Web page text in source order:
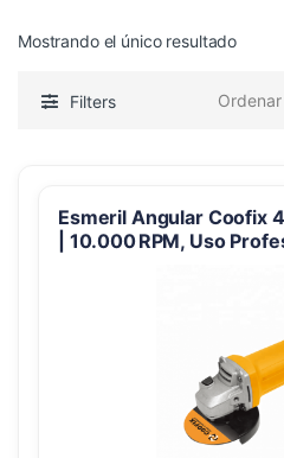
Mostrando el único resultado
Filters
Esmeril Angular Coofix
| 10.000 RPM, Uso